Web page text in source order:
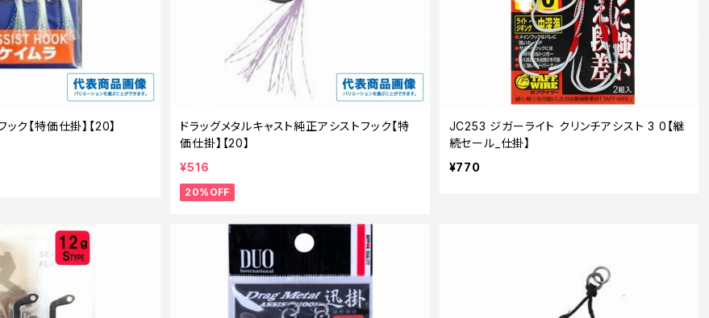
ク【特価仕掛】【20】
ドラッグメタルキャスト純正アシストフック【特
価仕掛】【20】
¥516
20%OFF
JC253 ジガーライト クリンチアシスト 3 0【継
続セール_仕掛】
¥770